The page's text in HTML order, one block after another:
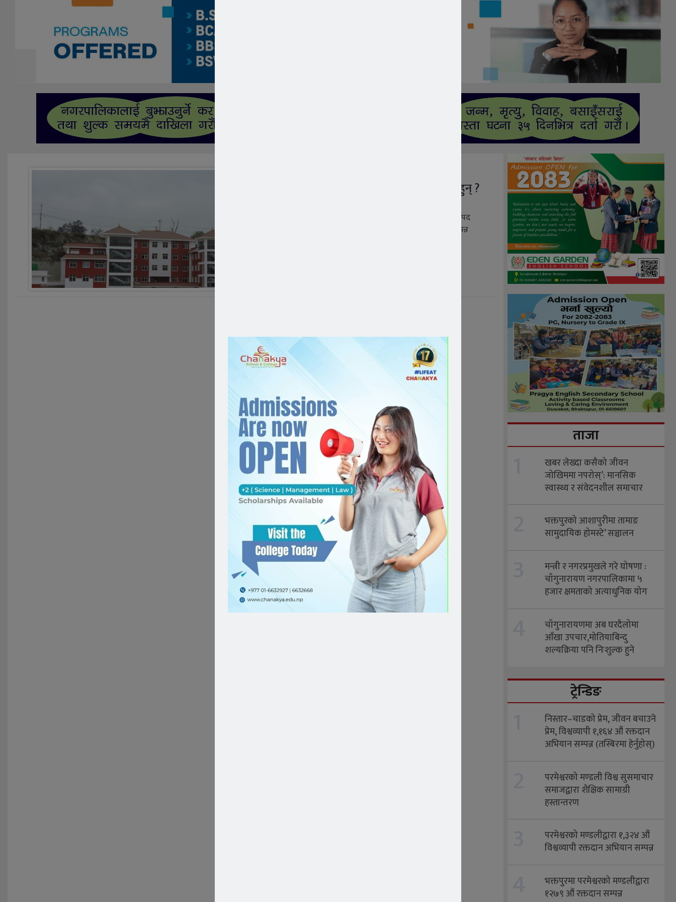
डुवानका जोखिमयुक्त क्षेत्रहरु कुनकुन हुन् ?
जन आवाज न्युज/ भक्तपुर असार, २९ गते । मनसुनजन्य विपद
पुर्वतयारी सम्बन्धमा पत्रकारहरुसंग छलफल कार्यक्रम सम्पन्न
ताजा
खबर लेख्दा कसैको जीवन
जोखिममा नपरोस्’: मानसिक
स्वास्थ्य र संवेदनशील समाचार
सम्प्रेषणमा भक्तपुरका
पत्रकारहरुलाई प्रशिक्षण
भक्तपुरको आशापुरीमा तामाङ
सामुदायिक होमस्टे’ सञ्चालन
मन्त्री र नगरप्रमुखले गरे घोषणा :
चाँगुनारायण नगरपालिकामा ५
हजार क्षमताको अत्याधुनिक योग
साधना हल निर्माण गरिने
चाँगुनारायणमा अब घरदैलोमा
आँखा उपचार,मोतियाबिन्दु
शल्यक्रिया पनि निःशुल्क हुने
ट्रेन्डिङ
निस्तार–चाडको प्रेम, जीवन बचाउने
प्रेम, विश्वव्यापी १,१६४ औं रक्तदान
अभियान सम्पन्न (तस्बिरमा हेर्नुहोस्)
परमेश्वरको मण्डली विश्व सुसमाचार
समाजद्वारा शैक्षिक सामाग्री
हस्तान्तरण
परमेश्वरको मण्डलीद्वारा १,३२४ औं
विश्वव्यापी रक्तदान अभियान सम्पन्न
भक्तपुरमा परमेश्वरको मण्डलीद्वारा
१२७९ औं रक्तदान सम्पन्न